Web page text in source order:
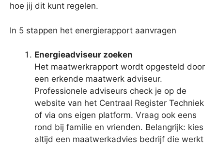
hoe jij dit kunt regelen.
In 5 stappen het energierapport aanvragen
Energieadviseur zoeken
Het maatwerkrapport wordt opgesteld door
een erkende maatwerk adviseur.
Professionele adviseurs check je op de
website van het Centraal Register Techniek
of via ons eigen platform. Vraag ook eens
rond bij familie en vrienden. Belangrijk: kies
altijd een maatwerkadvies bedrijf die werkt